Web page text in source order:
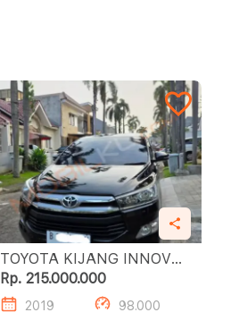
TOYOTA KIJANG INNOVA
2.0L G A/T
Rp. 215.000.000
2019 98.000